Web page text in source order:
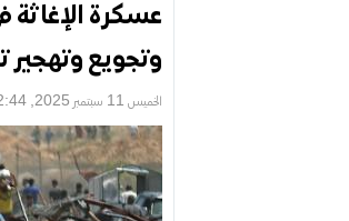
عسكرة الإغاثة
وتجويع
الخميس 11 سبتمبر 2025, 12:44 م